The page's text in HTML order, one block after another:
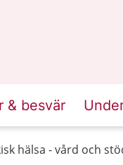
& besvär
hälsa - vård och